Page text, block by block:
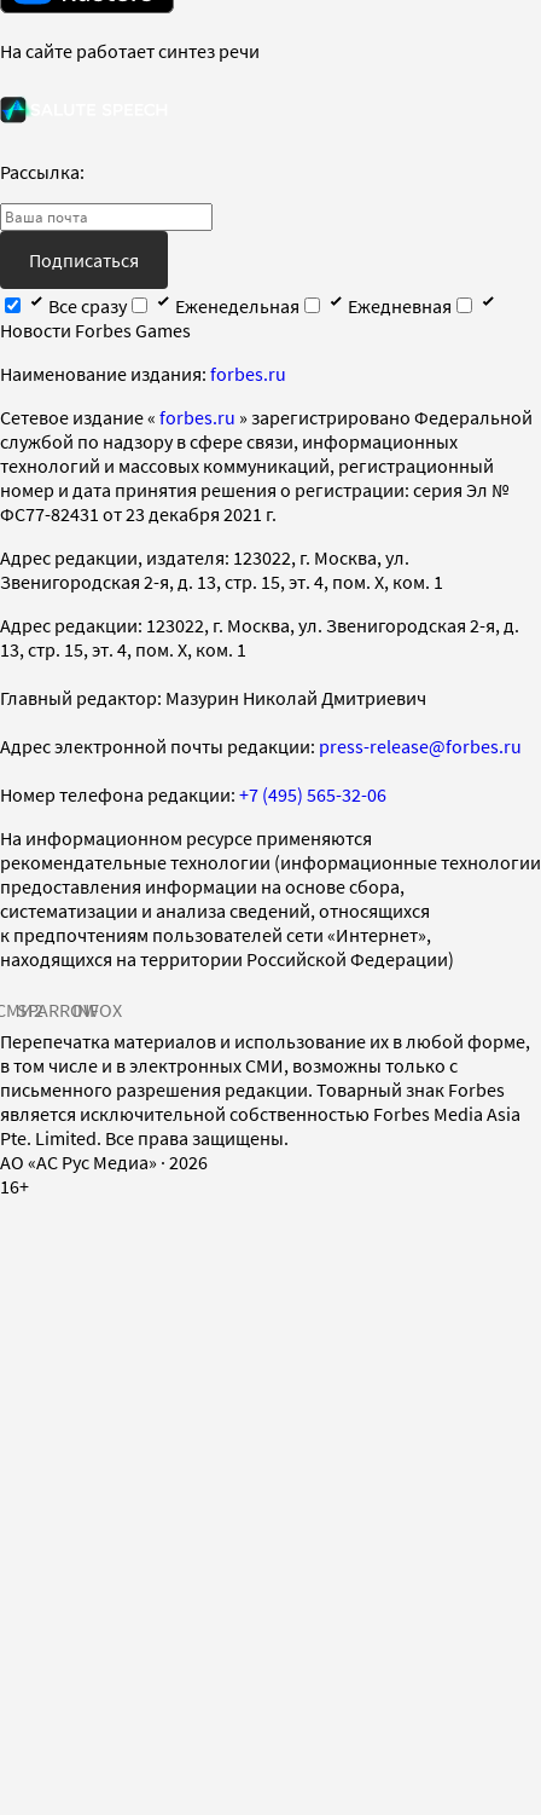
На сайте работает синтез речи
Рассылка:
Подписаться
Все сразу
Еженедельная
Ежедневная
Новости Forbes Games
Наименование издания: forbes.ru
Cетевое издание « forbes.ru » зарегистрировано Федеральной
службой по надзору в сфере связи, информационных
технологий и массовых коммуникаций, регистрационный
номер и дата принятия решения о регистрации: серия Эл №
ФС77-82431 от 23 декабря 2021 г.
Адрес редакции, издателя: 123022, г. Москва, ул.
Звенигородская 2-я, д. 13, стр. 15, эт. 4, пом. X, ком. 1
Адрес редакции: 123022, г. Москва, ул. Звенигородская 2-я, д.
13, стр. 15, эт. 4, пом. X, ком. 1
Главный редактор: Мазурин Николай Дмитриевич
Адрес электронной почты редакции: press-release@forbes.ru
Номер телефона редакции: +7 (495) 565-32-06
На информационном ресурсе применяются
рекомендательные технологии (информационные технологии
предоставления информации на основе сбора,
систематизации и анализа сведений, относящихся
к предпочтениям пользователей сети «Интернет»,
находящихся на территории Российской Федерации)
SPARROWINFOX
Перепечатка материалов и использование их в любой форме,
в том числе и в электронных СМИ, возможны только с
письменного разрешения редакции. Товарный знак Forbes
является исключительной собственностью Forbes Media Asia
Pte. Limited. Все права защищены.
AO «АС Рус Медиа» · 2026
16+